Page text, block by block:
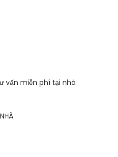
vấn miễn phí tại nhà